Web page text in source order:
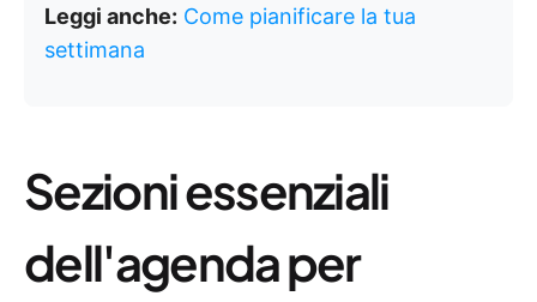
Leggi anche: Come pianificare la tua
settimana
Sezioni essenziali
dell'agenda per